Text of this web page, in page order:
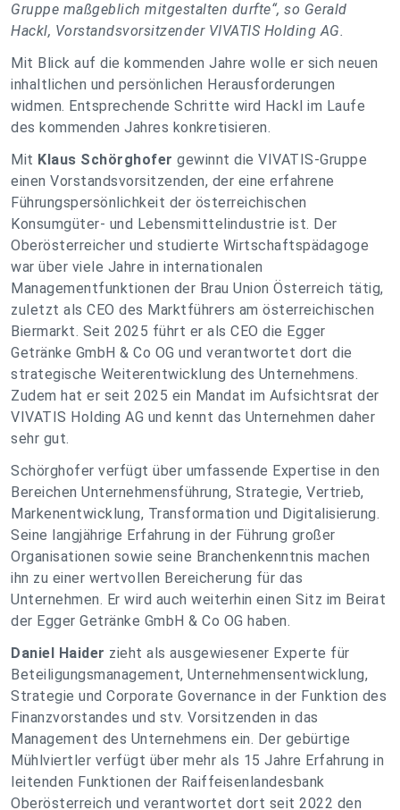
Gruppe maßgeblich mitgestalten durfte“, so Gerald
Hackl, Vorstandsvorsitzender VIVATIS Holding AG.
Mit Blick auf die kommenden Jahre wolle er sich neuen
inhaltlichen und persönlichen Herausforderungen
widmen. Entsprechende Schritte wird Hackl im Laufe
des kommenden Jahres konkretisieren.
Mit Klaus Schörghofer gewinnt die VIVATIS-Gruppe
einen Vorstandsvorsitzenden, der eine erfahrene
Führungspersönlichkeit der österreichischen
Konsumgüter- und Lebensmittelindustrie ist. Der
Oberösterreicher und studierte Wirtschaftspädagoge
war über viele Jahre in internationalen
Managementfunktionen der Brau Union Österreich tätig,
zuletzt als CEO des Marktführers am österreichischen
Biermarkt. Seit 2025 führt er als CEO die Egger
Getränke GmbH & Co OG und verantwortet dort die
strategische Weiterentwicklung des Unternehmens.
Zudem hat er seit 2025 ein Mandat im Aufsichtsrat der
VIVATIS Holding AG und kennt das Unternehmen daher
sehr gut.
Schörghofer verfügt über umfassende Expertise in den
Bereichen Unternehmensführung, Strategie, Vertrieb,
Markenentwicklung, Transformation und Digitalisierung.
Seine langjährige Erfahrung in der Führung großer
Organisationen sowie seine Branchenkenntnis machen
ihn zu einer wertvollen Bereicherung für das
Unternehmen. Er wird auch weiterhin einen Sitz im Beirat
der Egger Getränke GmbH & Co OG haben.
Daniel Haider zieht als ausgewiesener Experte für
Beteiligungsmanagement, Unternehmensentwicklung,
Strategie und Corporate Governance in der Funktion des
Finanzvorstandes und stv. Vorsitzenden in das
Management des Unternehmens ein. Der gebürtige
Mühlviertler verfügt über mehr als 15 Jahre Erfahrung in
leitenden Funktionen der Raiffeisenlandesbank
Oberösterreich und verantwortet dort seit 2022 den